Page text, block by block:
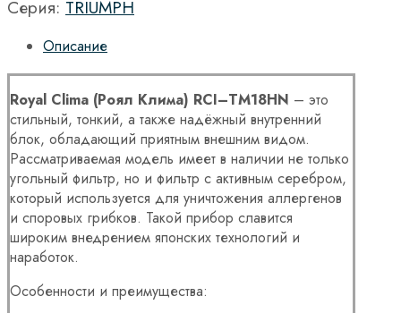
Серия: TRIUMPH
Описание
Royal Clima (Роял Клима) RCI–TM18HN – это
стильный, тонкий, а также надёжный внутренний
блок, обладающий приятным внешним видом.
Рассматриваемая модель имеет в наличии не только
угольный фильтр, но и фильтр с активным серебром,
который используется для уничтожения аллергенов
и споровых грибков. Такой прибор славится
широким внедрением японских технологий и
наработок.
Особенности и преимущества: